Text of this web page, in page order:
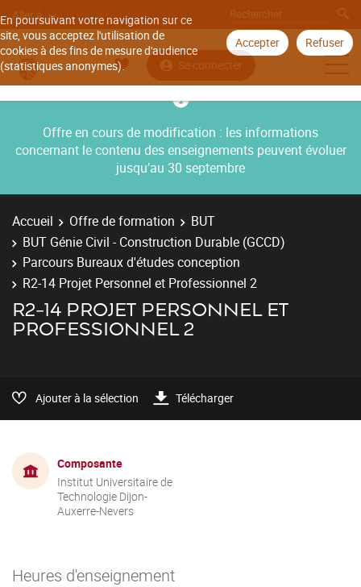
En poursuivant votre navigation sur ce
site, vous acceptez l'utilisation de
cookies à des fins de mesure d'audience
(statistiques anonymes).
Accepter Refuser
Aller à
Se connecter
Offre en cours de modification : les informations
concernant le contenu des enseignements peuvent évoluer
jusqu’au 30 septembre
Accueil Offre de formation
BUT
BUT Génie Civil - Construction Durable (GCCD)
Parcours Bureaux d'études conception
R2-14 Projet Personnel et Professionnel 2
R2-14 PROJET PERSONNEL ET
PROFESSIONNEL 2
Ajouter à la sélection Télécharger
Composante
Institut Universitaire de
Technologie Dijon-
Auxerre-Nevers
Heures d'enseignement